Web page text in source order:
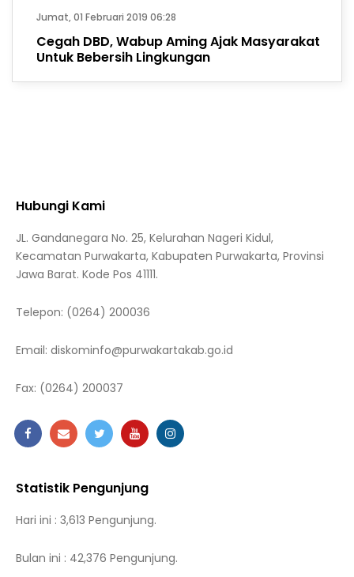
Jumat, 01 Februari 2019 06:28
Cegah DBD, Wabup Aming Ajak Masyarakat
Untuk Bebersih Lingkungan
Hubungi Kami
JL. Gandanegara No. 25, Kelurahan Nageri Kidul,
Kecamatan Purwakarta, Kabupaten Purwakarta, Provinsi
Jawa Barat. Kode Pos 41111.
Telepon: (0264) 200036
Email: diskominfo@purwakartakab.go.id
Fax: (0264) 200037
Statistik Pengunjung
Hari ini : 3,613 Pengunjung.
Bulan ini : 42,376 Pengunjung.